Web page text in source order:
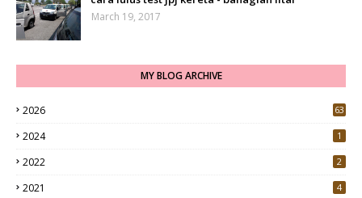
March 19, 2017
MY BLOG ARCHIVE
2026 63
2024 1
2022 2
2021 4